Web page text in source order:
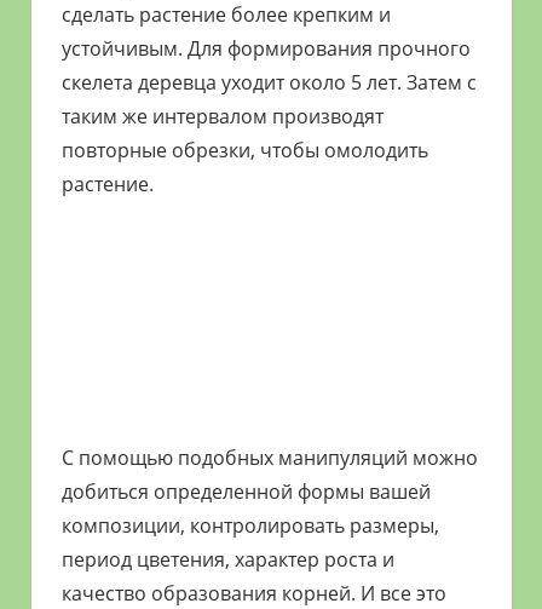
сделать растение более крепким и
устойчивым. Для формирования прочного
скелета деревца уходит около 5 лет. Затем с
таким же интервалом производят
повторные обрезки, чтобы омолодить
растение.
С помощью подобных манипуляций можно
добиться определенной формы вашей
композиции, контролировать размеры,
период цветения, характер роста и
качество образования корней. И все это